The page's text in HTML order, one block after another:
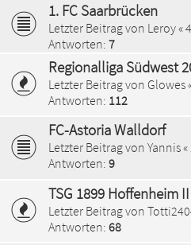
1. FC Saarbrücken
Letzter Beitrag von Leroy«
Antworten: 7
Regionalliga Südwest
Letzter Beitrag von Glowes
Antworten: 112
FC-Astoria Walldorf
Letzter Beitrag von Yannis«
Antworten: 9
TSG 1899 Hoffenheim II
Letzter Beitrag von
Antworten: 68